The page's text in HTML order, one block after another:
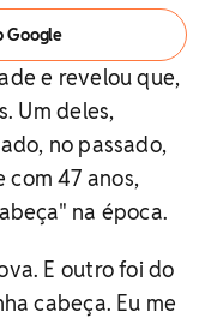
Google
e revelou que,
Um deles,
no passado,
com 47 anos,
na época.
E outro foi do
cabeça. Eu me